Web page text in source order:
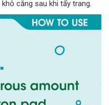
căng sau khi tẩy trang.